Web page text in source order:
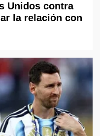
Unidos contra
la relación con